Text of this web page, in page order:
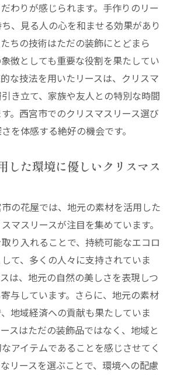
わりが感じられます。手作りのリー
、見る人の心を和ませる効果があり
ちの技術はただの装飾にとどまら
徴としても重要な役割を果たしてい
な技法を用いたリースは、クリスマ
き立て、家族や友人との特別な時間
。西宮市でのクリスマスリース選び
を体感する絶好の機会です。
した環境に優しいクリスマス
の花屋では、地元の素材を活用した
マスリースが注目を集めています。
り入れることで、持続可能なエコロ
て、多くの人々に支持されていま
は、地元の自然の美しさを表現しつ
与しています。さらに、地元の素材
地域経済への貢献も果たしていま
スはただの装飾品ではなく、地域と
アイテムであることを感じさせてく
リースを選ぶことで、環境への配慮